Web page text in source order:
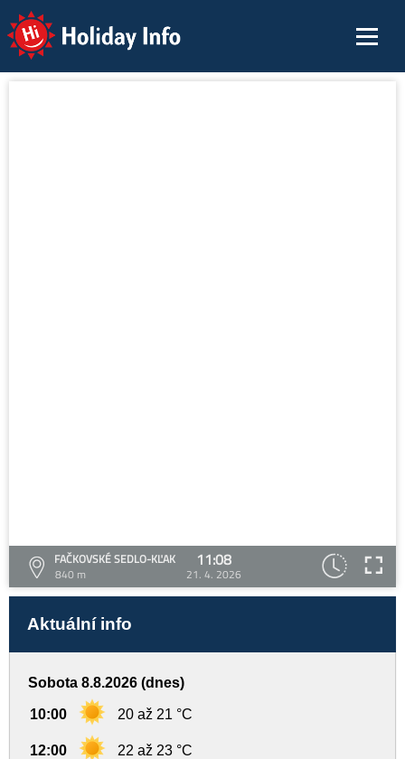
Holiday Info
FAČKOVSKÉ SEDLO-KĽAK
840 m
11:08
21. 4. 2026
Aktuální info
Sobota 8.8.2026 (dnes)
10:00 20 až 21 °C
12:00 22 až 23 °C